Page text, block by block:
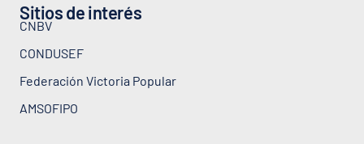
Sitios de interés
CNBV
CONDUSEF
Federación Victoria Popular
AMSOFIPO